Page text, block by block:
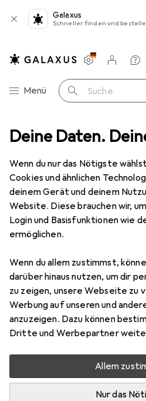
Deine Daten.
Wenn du nur das Nötigste
Cookies und ähnlichen
deinem Gerät und deinem
Website. Diese brauchen wir,
Login und Basisfunktionen wie
ermöglichen.
Wenn du allem zustimmst,
darüber hinaus nutzen, um dir
zu zeigen, unsere Webseite zu
Werbung auf unseren und
anzuzeigen. Dazu können
Dritte und Werbepartner
Allem
Nur das
Galaxus
Schneller finden und
Navigation nach Kategorien
Menü Suche
Einstellungen
Kundenkonto
Vergleichslisten
Merklisten
Warenkorb
Tierbedarf Hundebett +
12
TrixieBendson
Preis in EUR inkl. MwSt.
EUR
87,49
10
Bewertungen
Zwischen Fr, 21.8. und Di,
Nur 1 Stück an Lager beim
Benachrichtigen, wenn